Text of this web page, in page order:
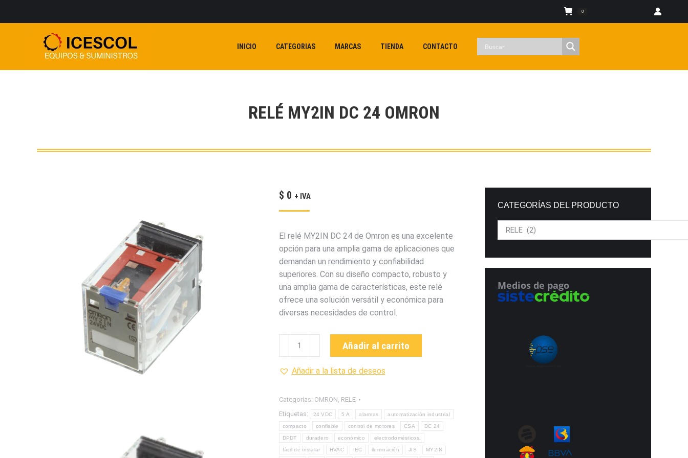
0
INICIO CATEGORIAS MARCAS TIENDA CONTACTO
RELÉ MY2IN DC 24 OMRON
$ 0 + IVA
El relé MY2IN DC 24 de Omron es una excelente
opción para una amplia gama de aplicaciones que
demandan un rendimiento y confiabilidad
superiores. Con su diseño compacto, robusto y
una amplia gama de características, este relé
ofrece una solución versátil y económica para
diversas necesidades de control.
DC
cantidad
Añadir al carrito
Añadir a la lista de deseos
Categorías: OMRON, RELE
Etiquetas:
24 VDC 5 A alarmas automatización industrial
compacto confiable control de motores CSA DC 24
DPDT duradero económico electrodomésticos.
fácil de instalar HVAC IEC iluminación JIS MY2IN
CATEGORÍAS DEL PRODUCTO
Medios de pago